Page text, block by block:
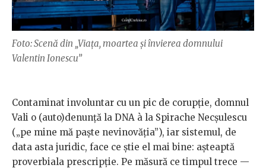
Foto: Scenă din „Viața, moartea și învierea domnului
Valentin Ionescu”
Contaminat involuntar cu un pic de corupție, domnul
Vali o (auto)denunță la DNA à la Spirache Necșulescu
(„pe mine mă paște nevinovăția”), iar sistemul, de
data asta juridic, face ce știe el mai bine: așteaptă
proverbiala prescripție. Pe măsură ce timpul trece —